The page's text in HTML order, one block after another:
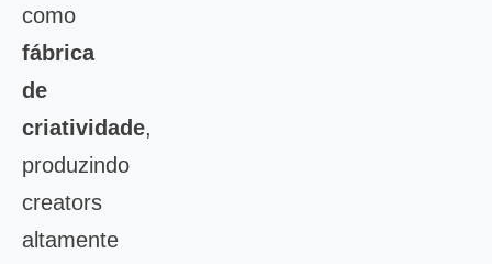
como
fábrica
de
criatividade,
produzindo
creators
altamente